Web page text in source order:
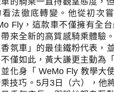
看法徹底轉變。他從初次
Fly，這款車不僅擁有全
來全新的高質感騎乘體驗
香氛車」的最佳鐵粉代表，
僅如此，黃大謙更主動為「
化身「 WeMo Fly 教學大
技巧。 5月 3日（六），他